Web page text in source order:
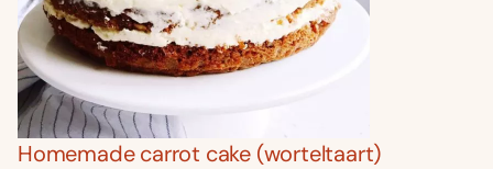
Homemade carrot cake (worteltaart)